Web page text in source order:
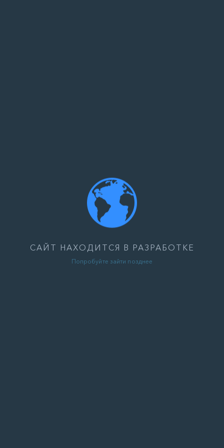
САЙТ НАХОДИТСЯ В РАЗРАБОТКЕ
Попробуйте зайти позднее